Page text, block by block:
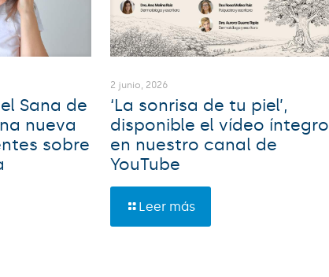
Sana de
nueva
sobre
2 junio, 2026
‘La sonrisa de tu piel’,
disponible el vídeo íntegro
en nuestro canal de
YouTube
Leer más